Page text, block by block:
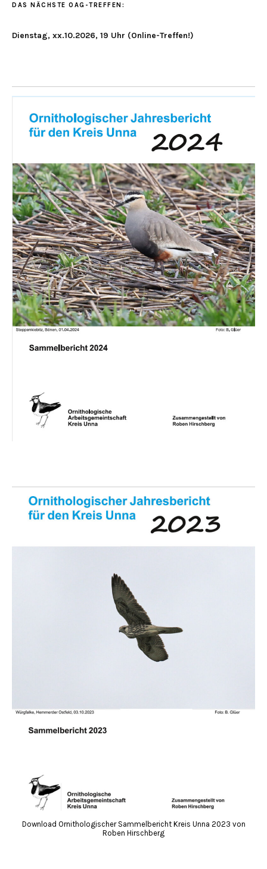
DAS NÄCHSTE OAG-TREFFEN:
Dienstag, xx.10.2026, 19 Uhr (Online-Treffen!)
Download Ornithologischer Sammelbericht Kreis Unna 2023 von
Roben Hirschberg